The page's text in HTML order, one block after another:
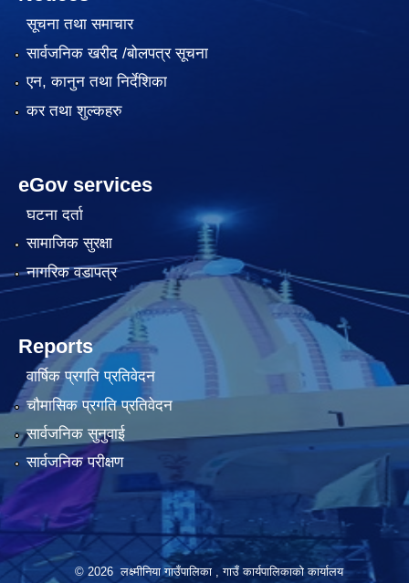
सूचना तथा समाचार
सार्वजनिक खरीद /बोलपत्र सूचना
एन, कानुन तथा निर्देशिका
कर तथा शुल्कहरु
eGov services
घटना दर्ता
सामाजिक सुरक्षा
नागरिक वडापत्र
Reports
वार्षिक प्रगति प्रतिवेदन
चौमासिक प्रगति प्रतिवेदन
सार्वजनिक सुनुवाई
सार्वजनिक परीक्षण
© 2026 लक्ष्मीनिया गाउँपालिका , गाउँ कार्यपालिकाको कार्यालय